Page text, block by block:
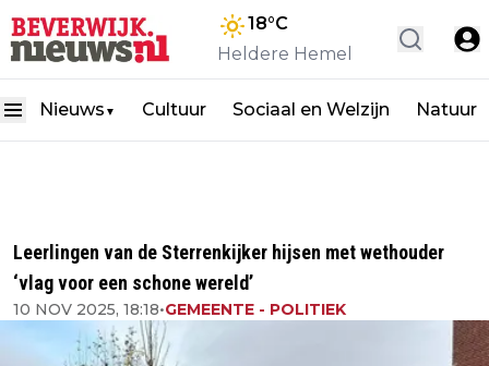
18°C
Heldere Hemel
Nieuws ▼ Cultuur Sociaal en Welzijn Natuur
Leerlingen van de Sterrenkijker hijsen met wethouder
‘vlag voor een schone wereld’
10 NOV 2025, 18:18•GEMEENTE - POLITIEK